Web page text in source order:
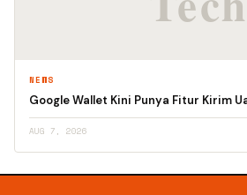
NEWS
Google Wallet Kini Punya Fitur Kirim
AUG 7, 2026